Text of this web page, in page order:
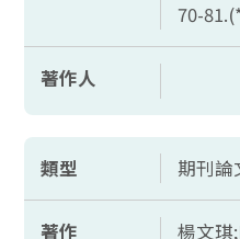
70-
著作人
類型 期刊論
著作 楊文琪;